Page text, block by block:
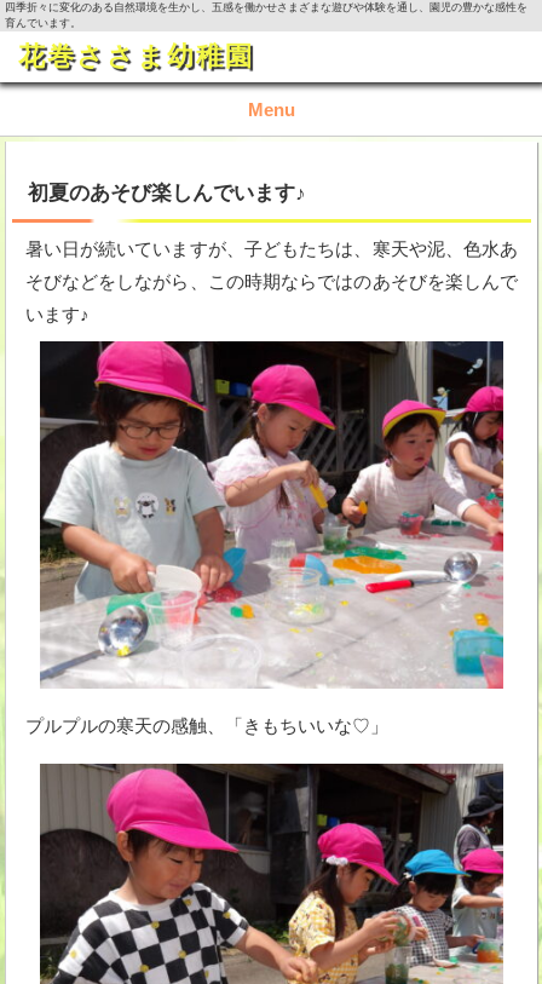
四季折々に変化のある自然環境を生かし、五感を働かせさまざまな遊びや体験を通し、園児の豊かな感性を
育んでいます。
花巻ささま幼稚園
Menu
園の概要
園の生活
入園資料・お問い合わせ
今月の活動
初夏のあそび楽しんでいます♪
暑い日が続いていますが、子どもたちは、寒天や泥、色水あ
そびなどをしながら、この時期ならではのあそびを楽しんで
います♪
プルプルの寒天の感触、「きもちいいな♡」